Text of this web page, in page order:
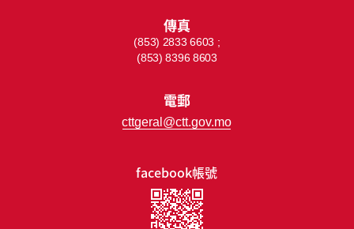
facebook帳號
傳真
(853) 2833 6603 ;
(853) 8396 8603
電郵
cttgeral@ctt.gov.mo